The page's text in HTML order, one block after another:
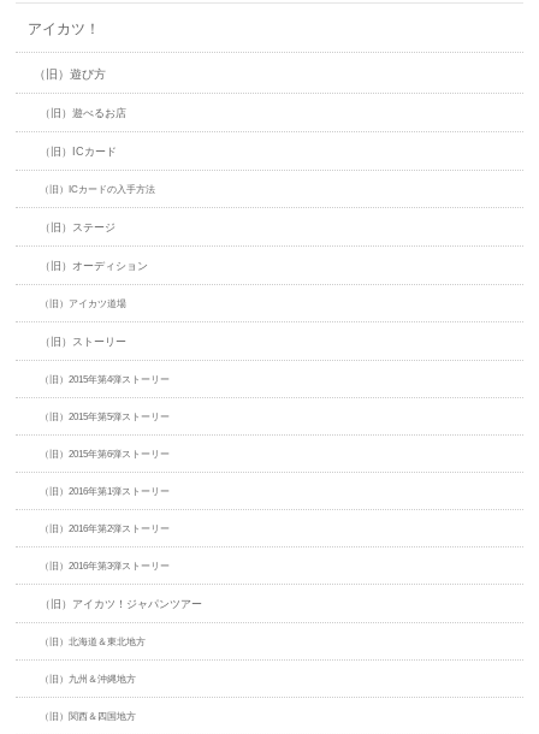
アイカツ！
（旧）遊び方
（旧）遊べるお店
（旧）ICカード
（旧）ICカードの入手方法
（旧）ステージ
（旧）オーディション
（旧）アイカツ道場
（旧）ストーリー
（旧）2015年第4弾ストーリー
（旧）2015年第5弾ストーリー
（旧）2015年第6弾ストーリー
（旧）2016年第1弾ストーリー
（旧）2016年第2弾ストーリー
（旧）2016年第3弾ストーリー
（旧）アイカツ！ジャパンツアー
（旧）北海道＆東北地方
（旧）九州＆沖縄地方
（旧）関西＆四国地方